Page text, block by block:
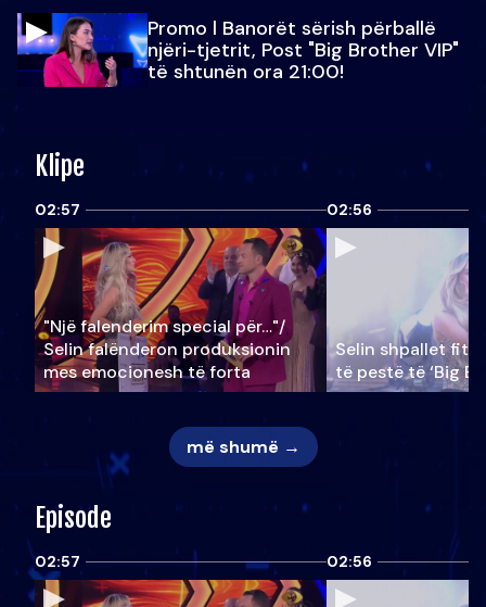
Promo l Banorët sërish përballë
njëri-tjetrit, Post "Big Brother VIP"
të shtunën ora 21:00!
Klipe
02:57
"Një falenderim special për…"/
Selin falënderon produksionin
mes emocionesh të forta
02:56
Selin shpallet
të pestë të ‘Big
më shumë →
Episode
02:57 02:56